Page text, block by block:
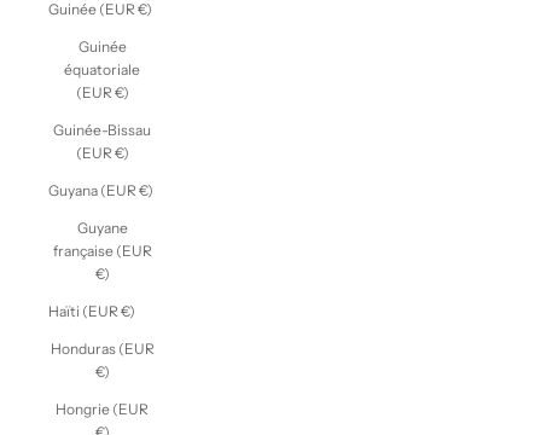
Guinée (EUR €)
Guinée
équatoriale
(EUR €)
Guinée-Bissau
(EUR €)
Guyana (EUR €)
Guyane
française (EUR
€)
Haïti (EUR €)
Honduras (EUR
€)
Hongrie (EUR